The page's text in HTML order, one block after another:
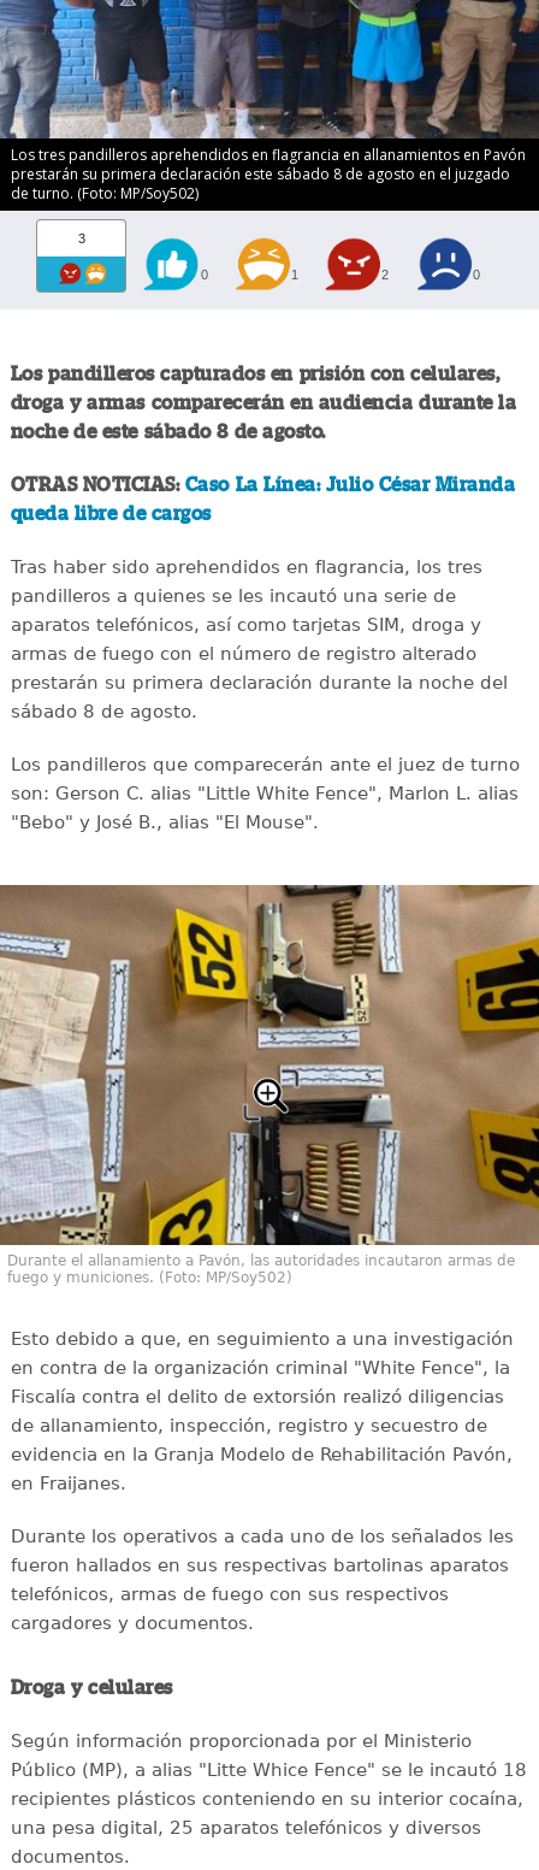
Los tres pandilleros aprehendidos en flagrancia en allanamientos en Pavón
prestarán su primera declaración este sábado 8 de agosto en el juzgado
de turno. (Foto: MP/Soy502)
3
0 1 2 0
Los pandilleros capturados en prisión con celulares,
droga y armas comparecerán en audiencia durante la
noche de este sábado 8 de agosto.
OTRAS NOTICIAS: Caso La Línea: Julio César Miranda
queda libre de cargos
Tras haber sido aprehendidos en flagrancia, los tres
pandilleros a quienes se les incautó una serie de
aparatos telefónicos, así como tarjetas SIM, droga y
armas de fuego con el número de registro alterado
prestarán su primera declaración durante la noche del
sábado 8 de agosto.
Los pandilleros que comparecerán ante el juez de turno
son: Gerson C. alias "Little White Fence", Marlon L. alias
"Bebo" y José B., alias "El Mouse".
Durante el allanamiento a Pavón, las autoridades incautaron armas de
fuego y municiones. (Foto: MP/Soy502)
Esto debido a que, en seguimiento a una investigación
en contra de la organización criminal "White Fence", la
Fiscalía contra el delito de extorsión realizó diligencias
de allanamiento, inspección, registro y secuestro de
evidencia en la Granja Modelo de Rehabilitación Pavón,
en Fraijanes.
Durante los operativos a cada uno de los señalados les
fueron hallados en sus respectivas bartolinas aparatos
telefónicos, armas de fuego con sus respectivos
cargadores y documentos.
Droga y celulares
Según información proporcionada por el Ministerio
Público (MP), a alias "Litte Whice Fence" se le incautó 18
recipientes plásticos conteniendo en su interior cocaína,
una pesa digital, 25 aparatos telefónicos y diversos
documentos.